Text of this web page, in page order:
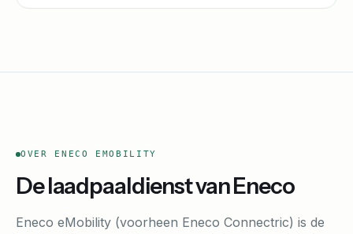
OVER ENECO EMOBILITY
De laadpaaldienst van Eneco
Eneco eMobility (voorheen Eneco Connectric) is de